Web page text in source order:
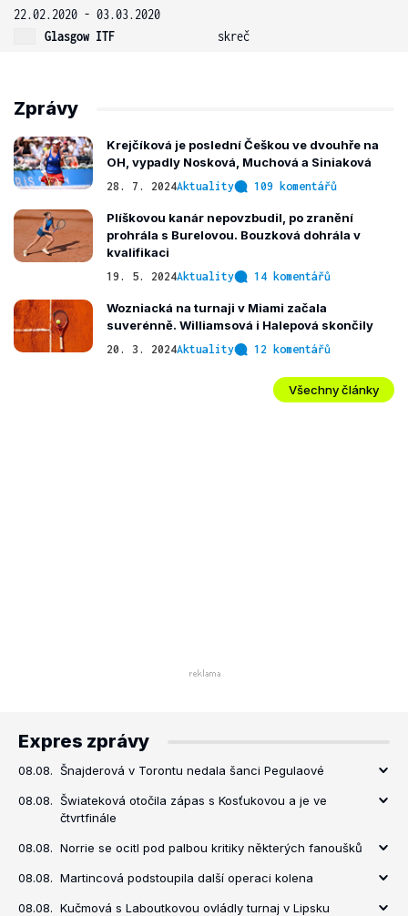
22.02.2020 - 03.03.2020
Glasgow ITF
skreč
Zprávy
Krejčíková je poslední Češkou ve dvouhře na
OH, vypadly Nosková, Muchová a Siniaková
28. 7. 2024Aktuality 109 komentářů
Plíškovou kanár nepovzbudil, po zranění
prohrála s Burelovou. Bouzková dohrála v
kvalifikaci
19. 5. 2024Aktuality 14 komentářů
Wozniacká na turnaji v Miami začala
suverénně. Williamsová i Halepová skončily
20. 3. 2024Aktuality 12 komentářů
Všechny články
Expres zprávy
08.08. Šnajderová v Torontu nedala šanci Pegulaové
08.08. Šwiateková otočila zápas s Kosťukovou a je ve
čtvrtfinále
08.08. Norrie se ocitl pod palbou kritiky některých fanoušků
08.08. Martincová podstoupila další operaci kolena
08.08. Kučmová s Laboutkovou ovládly turnaj v Lipsku